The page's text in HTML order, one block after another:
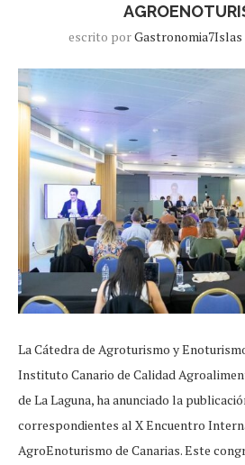
escrito porGastronomia7Islas
La Cátedra de Agroturismo y
Instituto Canario de Calidad
de La Laguna, ha anunciado la
correspondientes al X Encuentro
AgroEnoturismo de Canarias. Este